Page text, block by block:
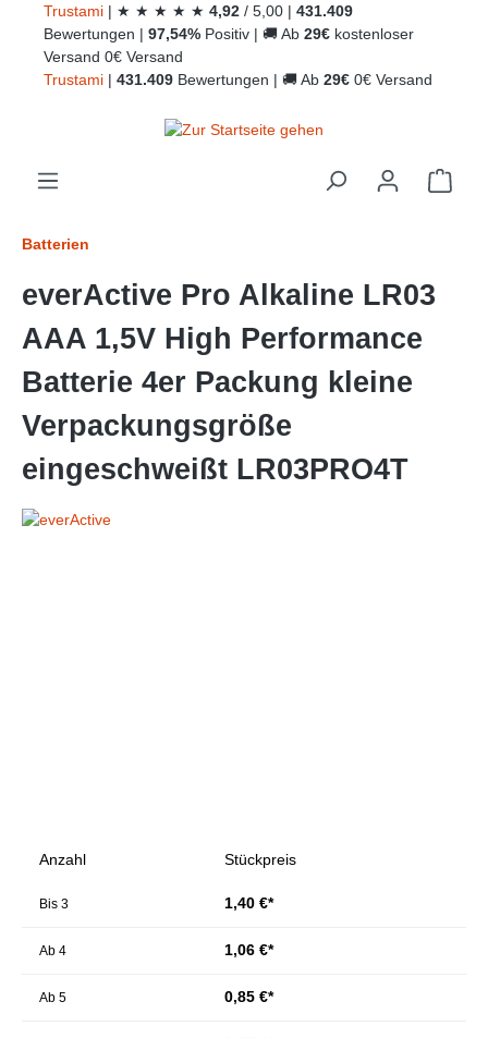
Trustami | ★ ★ ★ ★ ★ 4,92 / 5,00 | 431.409
Bewertungen | 97,54% Positiv | 🚚 Ab 29€ kostenloser
Versand 0€ Versand
Trustami | 431.409 Bewertungen | 🚚 Ab 29€ 0€ Versand
Batterien
everActive Pro Alkaline LR03
AAA 1,5V High Performance
Batterie 4er Packung kleine
Verpackungsgröße
eingeschweißt LR03PRO4T
Anzahl Stückpreis
Bis 3 1,40 €*
Ab 4 1,06 €*
Ab 5 0,85 €*